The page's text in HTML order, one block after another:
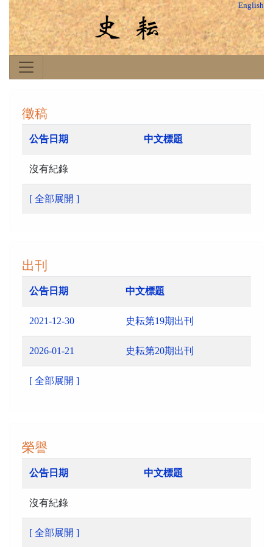
English
徵稿
公告日期 中文標題
沒有紀錄
[ 全部展開 ]
出刊
公告日期 中文標題
2021-12-30 史耘第19期出刊
2026-01-21 史耘第20期出刊
[ 全部展開 ]
榮譽
公告日期 中文標題
沒有紀錄
[ 全部展開 ]